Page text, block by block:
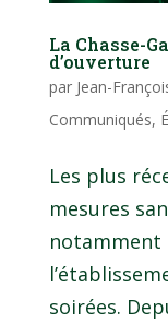
La Chasse-
d’ouverture
par Jean-
Communiqués,
Les plus
mesures
notamment
soirées.